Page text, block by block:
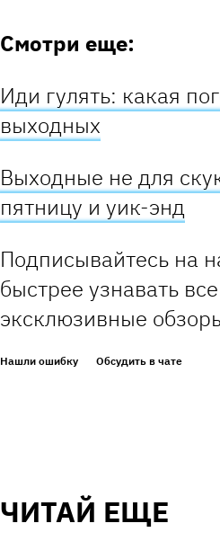
Смотри еще:
Иди гулять: какая
выходных
Выходные не для
пятницу и уик-энд
Подписывайтесь на
быстрее узнавать
эксклюзивные
Нашли ошибку Обсудить в чате
ЧИТАЙ ЕЩЕ